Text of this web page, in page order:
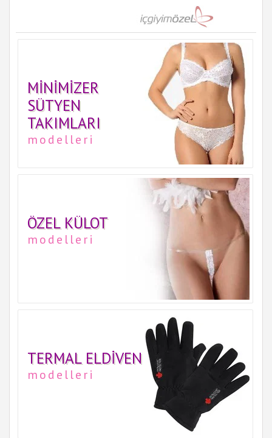
MINIMIZER
SÜTYEN
TAKIMLARI
modelleri
ÖZEL KÜLOT
modelleri
TERMAL ELDIVEN
modelleri